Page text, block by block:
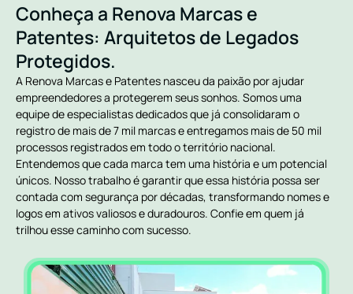
Conheça a Renova Marcas e
Patentes: Arquitetos de Legados
Protegidos.
A Renova Marcas e Patentes nasceu da paixão por ajudar
empreendedores a protegerem seus sonhos. Somos uma
equipe de especialistas dedicados que já consolidaram o
registro de mais de 7 mil marcas e entregamos mais de 50 mil
processos registrados em todo o território nacional.
Entendemos que cada marca tem uma história e um potencial
únicos. Nosso trabalho é garantir que essa história possa ser
contada com segurança por décadas, transformando nomes e
logos em ativos valiosos e duradouros. Confie em quem já
trilhou esse caminho com sucesso.